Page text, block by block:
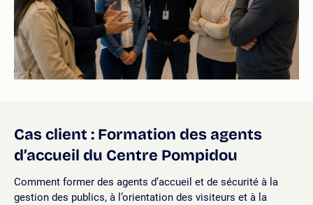
Cas client : Formation des agents
d’accueil du Centre Pompidou
Comment former des agents d’accueil et de sécurité à la
gestion des publics, à l’orientation des visiteurs et à la